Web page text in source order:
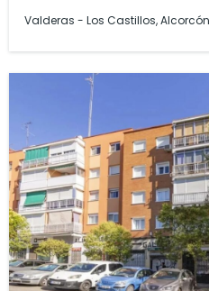
Valderas - Los Castillos, Alcorcón